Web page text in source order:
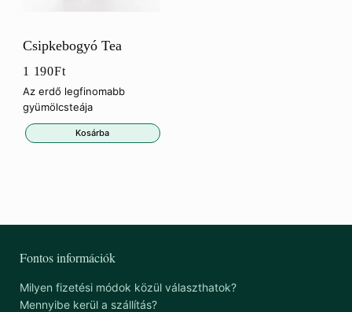
Csipkebogyó Tea
1 190Ft
Az erdő legfinomabb
gyümölcsteája
Kosárba
Fontos információk
Milyen fizetési módok közül választhatok?
Mennyibe kerül a szállítás?